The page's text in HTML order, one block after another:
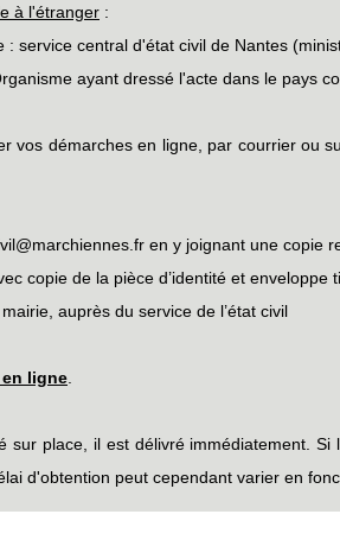
à l'étranger :
: service central d'état civil de Nantes
ayant dressé l'acte dans le pays
vos démarches en ligne, par courrier ou
en y joignant une copie
copie de la pièce d’identité et enveloppe
auprès du service de l’état civil
ligne
sur place, il est délivré immédiatement.
d'obtention peut cependant varier en